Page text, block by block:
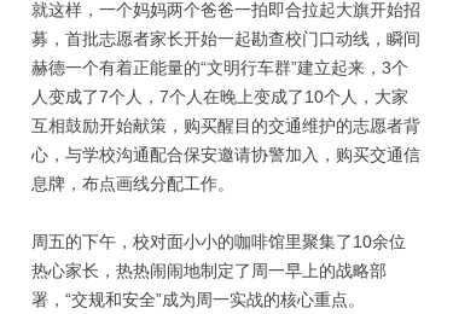
就这样，一个妈妈两个爸爸一拍即合拉起大旗开始招
募，首批志愿者家长开始一起勘查校门口动线，瞬间
赫德一个有着正能量的“文明行车群”建立起来，3个
人变成了7个人，7个人在晚上变成了10个人，大家
互相鼓励开始献策，购买醒目的交通维护的志愿者背
心，与学校沟通配合保安邀请协警加入，购买交通信
息牌，布点画线分配工作。
周五的下午，校对面小小的咖啡馆里聚集了10余位
热心家长，热热闹闹地制定了周一早上的战略部
署，“交规和安全”成为周一实战的核心重点。